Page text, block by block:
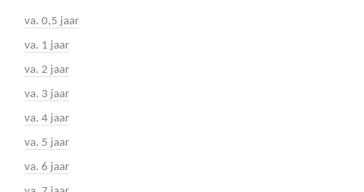
va. 0,5 jaar
va. 1 jaar
va. 2 jaar
va. 3 jaar
va. 4 jaar
va. 5 jaar
va. 6 jaar